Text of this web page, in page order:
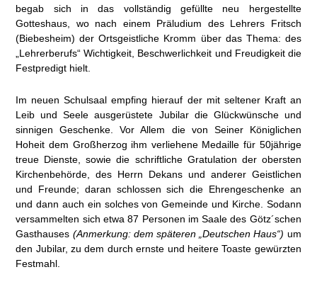
begab sich in das vollständig gefüllte neu hergestellte
Gotteshaus, wo nach einem Präludium des Lehrers Fritsch
(Biebesheim) der Ortsgeistliche Kromm über das Thema: des
„Lehrerberufs“ Wichtigkeit, Beschwerlichkeit und Freudigkeit die
Festpredigt hielt.
Im neuen Schulsaal empfing hierauf der mit seltener Kraft an
Leib und Seele ausgerüstete Jubilar die Glückwünsche und
sinnigen Geschenke. Vor Allem die von Seiner Königlichen
Hoheit dem Großherzog ihm verliehene Medaille für 50jährige
treue Dienste, sowie die schriftliche Gratulation der obersten
Kirchenbehörde, des Herrn Dekans und anderer Geistlichen
und Freunde; daran schlossen sich die Ehrengeschenke an
und dann auch ein solches von Gemeinde und Kirche. Sodann
versammelten sich etwa 87 Personen im Saale des Götz´schen
Gasthauses (Anmerkung: dem späteren „Deutschen Haus“) um
den Jubilar, zu dem durch ernste und heitere Toaste gewürzten
Festmahl.